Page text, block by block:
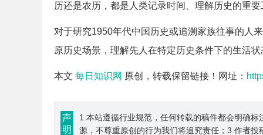
历还是农历，都是人类记录时间、理解历史的重
对于研究1950年代中国历史或追溯家族往事的人
原历史场景，理解先人在特定历史条件下的生活
本文 每日知识网 原创，转载保留链接！网址：
声
明
1.本站遵循行业规范，任何转载的稿件都会明确
源，不尊重原创的行为我们将追究责任；3.作者